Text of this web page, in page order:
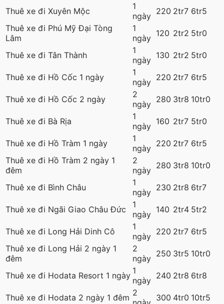
Thuê xe đi Xuyên Mộc
1
ngày 220 2tr7 6tr5
Thuê xe đi Phú Mỹ Đại Tòng
Lâm
1
ngày 120 2tr2 5tr0
Thuê xe đi Tân Thành
1
ngày 130 2tr2 5tr0
Thuê xe đi Hồ Cốc 1 ngày
1
ngày 220 2tr7 6tr5
Thuê xe đi Hồ Cốc 2 ngày
2
ngày 280 3tr8 10tr0
Thuê xe đi Bà Rịa
1
ngày 160 2tr7 5tr0
Thuê xe đi Hồ Tràm 1 ngày
1
ngày 220 2tr7 6tr5
Thuê xe đi Hồ Tràm 2 ngày 1
đêm
2
ngày 280 3tr8 10tr0
Thuê xe đi Bình Châu
1
ngày 230 2tr8 6tr7
Thuê xe đi Ngãi Giao Châu Đức
1
ngày 140 2tr4 5tr2
Thuê xe đi Long Hải Dinh Cô
1
ngày 220 2tr7 6tr5
Thuê xe đi Long Hải 2 ngày 1
đêm
2
ngày 250 3tr5 10tr0
Thuê xe đi Hodata Resort 1 ngày 1
ngày 240 2tr8 6tr8
Thuê xe đi Hodata 2 ngày 1 đêm 2
300 4tr0 10tr5